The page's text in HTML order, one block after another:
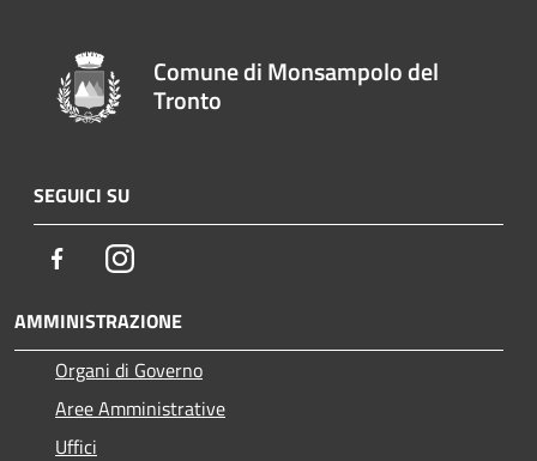
Comune di Monsampolo del
Tronto
SEGUICI SU
FacebookInstagram
AMMINISTRAZIONE
Organi di Governo
Aree Amministrative
Uffici